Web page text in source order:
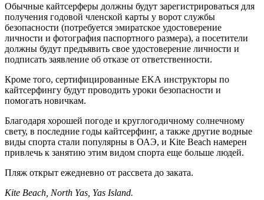
Обычные кайтсерферы должны будут зарегистрироваться для
получения годовой членской карты у ворот службы
безопасности (потребуется эмиратское удостоверение
личности и фотография паспортного размера), а посетители
должны будут предъявить свое удостоверение личности и
подписать заявление об отказе от ответственности.
Кроме того, сертифицированные EKA инструкторы по
кайтсерфингу будут проводить уроки безопасности и
помогать новичкам.
Благодаря хорошей погоде и круглогодичному солнечному
свету, в последние годы кайтсерфинг, а также другие водные
виды спорта стали популярны в ОАЭ, и Kite Beach намерен
привлечь к занятию этим видом спорта еще больше людей.
Пляж открыт ежедневно от рассвета до заката.
Kite Beach, North Yas, Yas Island.